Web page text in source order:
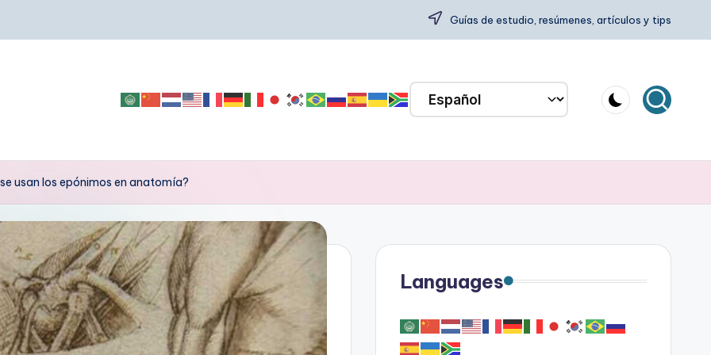
Guías de estudio, resúmenes, artículos y tips
usan los epónimos en anatomía?
Languages